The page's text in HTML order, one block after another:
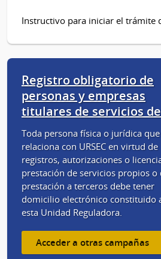
Instructivo para iniciar el trámite
Registro obligatorio de
personas y empresas
titulares de servicios
Toda persona física o jurídica
relaciona con URSEC en virtud de
registros, autorizaciones o
prestación de servicios propios o
prestación a terceros debe tener
domicilio electrónico constituido
esta Unidad Reguladora.
Acceder a otras campañas